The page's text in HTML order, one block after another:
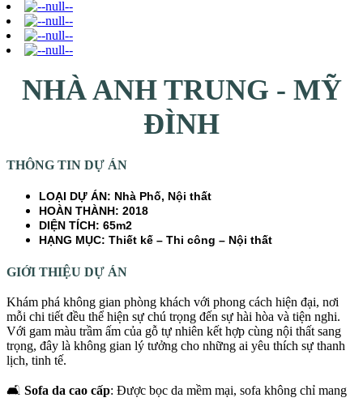
NHÀ ANH TRUNG - MỸ
ĐÌNH
THÔNG TIN DỰ ÁN
LOẠI DỰ ÁN: Nhà Phố, Nội thất
HOÀN THÀNH: 2018
DIỆN TÍCH: 65m2
HẠNG MỤC: Thiết kế – Thi công – Nội thất
GIỚI THIỆU DỰ ÁN
Khám phá không gian phòng khách với phong cách hiện đại, nơi
mỗi chi tiết đều thể hiện sự chú trọng đến sự hài hòa và tiện nghi.
Với gam màu trầm ấm của gỗ tự nhiên kết hợp cùng nội thất sang
trọng, đây là không gian lý tưởng cho những ai yêu thích sự thanh
lịch, tinh tế.
🛋️ Sofa da cao cấp: Được bọc da mềm mại, sofa không chỉ mang